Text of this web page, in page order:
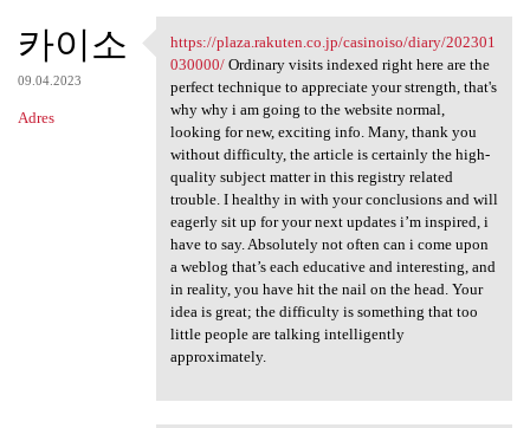
카이소
09.04.2023
Adres
https://plaza.rakuten.co.jp
https://plaza.rakuten.co.jp/casinoiso/diary/202301
030000/Ordinary visits indexed right here are the
perfect technique to appreciate your strength, that's
why why i am going to the website normal,
looking for new, exciting info. Many, thank you
without difficulty, the article is certainly the high-
quality subject matter in this registry related
trouble. I healthy in with your conclusions and will
eagerly sit up for your next updates i’m inspired, i
have to say. Absolutely not often can i come upon
a weblog that’s each educative and interesting, and
in reality, you have hit the nail on the head. Your
idea is great; the difficulty is something that too
little people are talking intelligently
approximately.